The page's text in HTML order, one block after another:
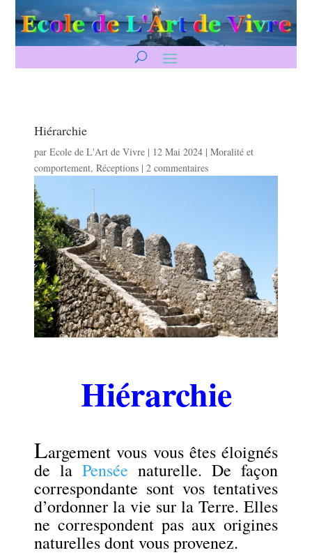
Hiérarchie
parEcole de L'Art de Vivre | 12 Mai 2024 |Moralité et
comportement,Réceptions |2 commentaires
Hiérarchie
Largement vous vous êtes éloignés
de laPensée naturelle. De façon
correspondante sont vos tentatives
d’ordonner la vie sur la Terre. Elles
ne correspondent pas aux origines
naturelles dont vous provenez.